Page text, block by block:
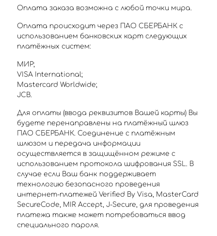
Оплата заказа возможна с любой точки мира.
Оплата происходит через ПАО СБЕРБАНК с
использованием банковских карт следующих
платёжных систем:
МИР;
VISA International;
Mastercard Worldwide;
JCB.
Для оплаты (ввода реквизитов Вашей карты) Вы
будете перенаправлены на платёжный шлюз
ПАО СБЕРБАНК. Соединение с платёжным
шлюзом и передача информации
осуществляется в защищённом режиме с
использованием протокола шифрования SSL. В
случае если Ваш банк поддерживает
технологию безопасного проведения
интернет-платежей Verified By Visa, MasterCard
SecureCode, MIR Accept, J-Secure, для проведения
платежа также может потребоваться ввод
специального пароля.